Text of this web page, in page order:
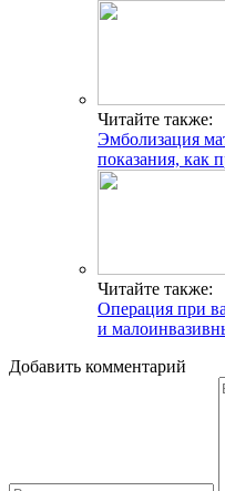
Читайте также:
Эмболизация
показания, как
Читайте также:
Операция при
и
Добавить комментарий